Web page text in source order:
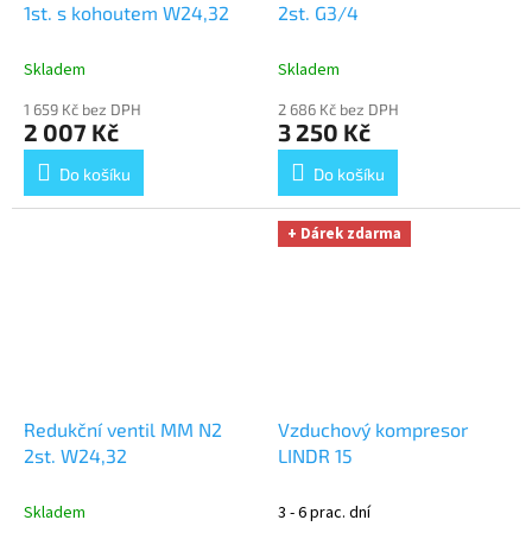
1st. s kohoutem W24,32
Skladem
1 659 Kč bez DPH
2 007 Kč
Do košíku
2st. G3/4
Skladem
2 686 Kč bez DPH
3 250 Kč
Do košíku
Redukční ventil MM N2
2st. W24,32
Skladem
+ Dárek zdarma
Vzduchový kompresor
LINDR 15
3 - 6 prac. dní